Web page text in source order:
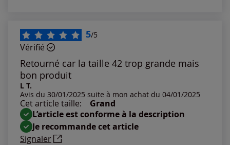
5/5
Vérifié
Retourné car la taille 42 trop grande mais
bon produit
L T.
Avis du 30/01/2025 suite à mon achat du 04/01/2025
Cet article taille:
Grand
L’article est conforme à la description
Je recommande cet article
Signaler